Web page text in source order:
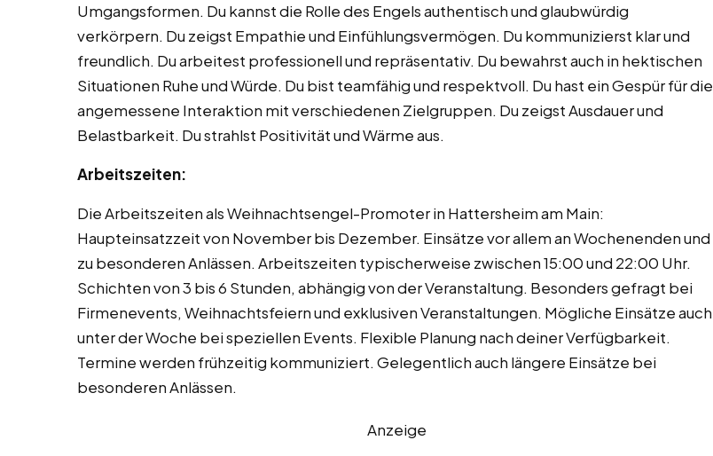
Umgangsformen. Du kannst die Rolle des Engels authentisch und glaubwürdig
verkörpern. Du zeigst Empathie und Einfühlungsvermögen. Du kommunizierst klar und
freundlich. Du arbeitest professionell und repräsentativ. Du bewahrst auch in hektischen
Situationen Ruhe und Würde. Du bist teamfähig und respektvoll. Du hast ein Gespür für die
angemessene Interaktion mit verschiedenen Zielgruppen. Du zeigst Ausdauer und
Belastbarkeit. Du strahlst Positivität und Wärme aus.
Arbeitszeiten:
Die Arbeitszeiten als Weihnachtsengel-Promoter in Hattersheim am Main:
Haupteinsatzzeit von November bis Dezember. Einsätze vor allem an Wochenenden und
zu besonderen Anlässen. Arbeitszeiten typischerweise zwischen 15:00 und 22:00 Uhr.
Schichten von 3 bis 6 Stunden, abhängig von der Veranstaltung. Besonders gefragt bei
Firmenevents, Weihnachtsfeiern und exklusiven Veranstaltungen. Mögliche Einsätze auch
unter der Woche bei speziellen Events. Flexible Planung nach deiner Verfügbarkeit.
Termine werden frühzeitig kommuniziert. Gelegentlich auch längere Einsätze bei
besonderen Anlässen.
Anzeige